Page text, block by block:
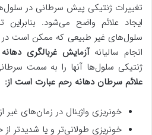
تغییرات ژنتیکی پیش سرطانی در
ایجاد علائم واضح می‌شود. بنابراین
سلول‌های غیر طبیعی که ممکن است در
انجام سالیانهآزمایش غربالگری
ژنتیکی سلول‌ها آنها را به سمت
علائم سرطان دهانه رحم عبارت است از:
خونریزی واژینال در زمان‌های غیر از
خونریزی طولانی‌تر و یا شدیدتر